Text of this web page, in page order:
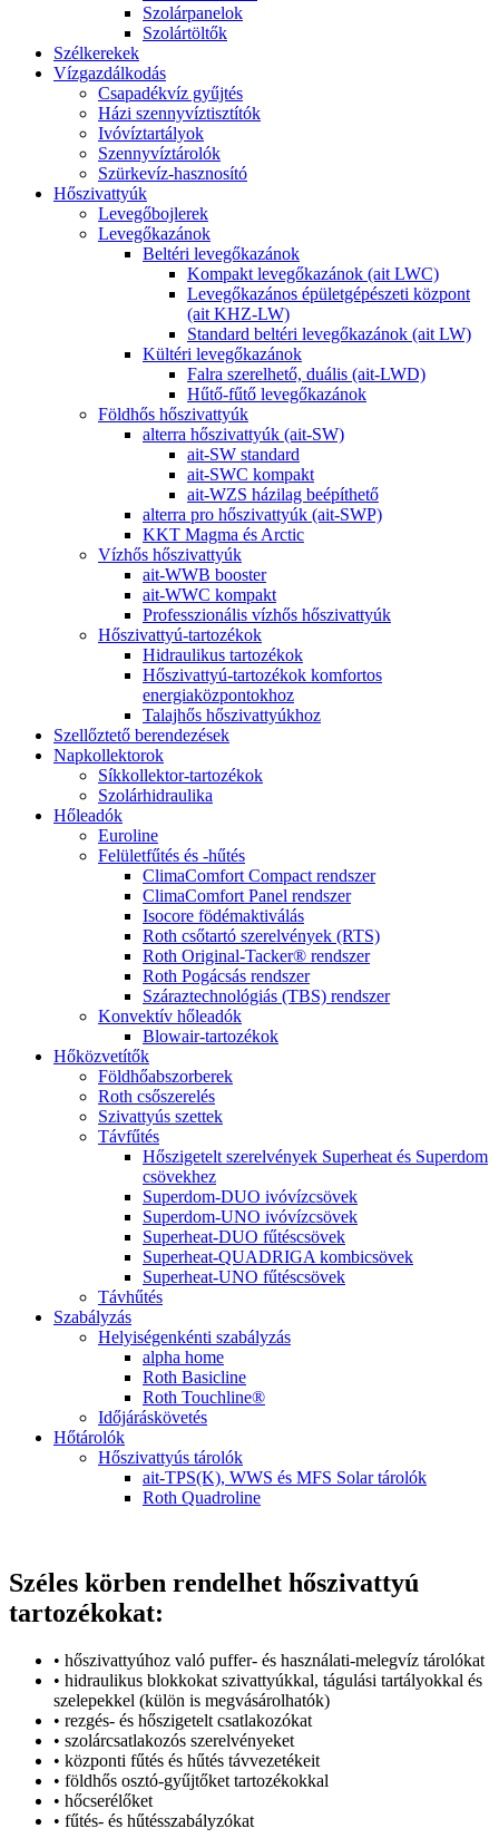
Szolárpanelok
Szolártöltők
Szélkerekek
Vízgazdálkodás
Csapadékvíz gyűjtés
Házi szennyvíztisztítók
Ivóvíztartályok
Szennyvíztárolók
Szürkevíz-hasznosító
Hőszivattyúk
Levegőbojlerek
Levegőkazánok
Beltéri levegőkazánok
Kompakt levegőkazánok (ait LWC)
Levegőkazános épületgépészeti központ
(ait KHZ-LW)
Standard beltéri levegőkazánok (ait LW)
Kültéri levegőkazánok
Falra szerelhető, duális (ait-LWD)
Hűtő-fűtő levegőkazánok
Földhős hőszivattyúk
alterra hőszivattyúk (ait-SW)
ait-SW standard
ait-SWC kompakt
ait-WZS házilag beépíthető
alterra pro hőszivattyúk (ait-SWP)
KKT Magma és Arctic
Vízhős hőszivattyúk
ait-WWB booster
ait-WWC kompakt
Professzionális vízhős hőszivattyúk
Hőszivattyú-tartozékok
Hidraulikus tartozékok
Hőszivattyú-tartozékok komfortos
energiaközpontokhoz
Talajhős hőszivattyúkhoz
Szellőztető berendezések
Napkollektorok
Síkkollektor-tartozékok
Szolárhidraulika
Hőleadók
Euroline
Felületfűtés és -hűtés
ClimaComfort Compact rendszer
ClimaComfort Panel rendszer
Isocore födémaktiválás
Roth csőtartó szerelvények (RTS)
Roth Original-Tacker® rendszer
Roth Pogácsás rendszer
Száraztechnológiás (TBS) rendszer
Konvektív hőleadók
Blowair-tartozékok
Hőközvetítők
Földhőabszorberek
Roth csőszerelés
Szivattyús szettek
Távfűtés
Hőszigetelt szerelvények Superheat és Superdom
csövekhez
Superdom-DUO ivóvízcsövek
Superdom-UNO ivóvízcsövek
Superheat-DUO fűtéscsövek
Superheat-QUADRIGA kombicsövek
Superheat-UNO fűtéscsövek
Távhűtés
Szabályzás
Helyiségenkénti szabályzás
alpha home
Roth Basicline
Roth Touchline®
Időjáráskövetés
Hőtárolók
Hőszivattyús tárolók
ait-TPS(K), WWS és MFS Solar tárolók
Roth Quadroline
Széles körben rendelhet hőszivattyú
tartozékokat:
• hőszivattyúhoz való puffer- és használati-melegvíz tárolókat
• hidraulikus blokkokat szivattyúkkal, tágulási tartályokkal és
szelepekkel (külön is megvásárolhatók)
• rezgés- és hőszigetelt csatlakozókat
• szolárcsatlakozós szerelvényeket
• központi fűtés és hűtés távvezetékeit
• földhős osztó-gyűjtőket tartozékokkal
• hőcserélőket
• fűtés- és hűtésszabályzókat